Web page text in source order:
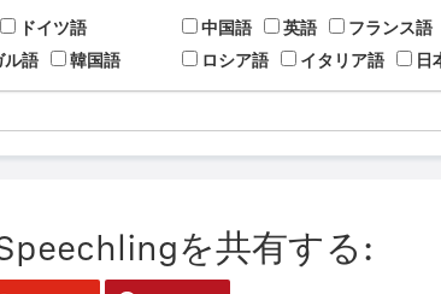
ドイツ語
ル語 韓国語
中国語
英語 フランス語
ロシア語
イタリア語 日
を共有する: